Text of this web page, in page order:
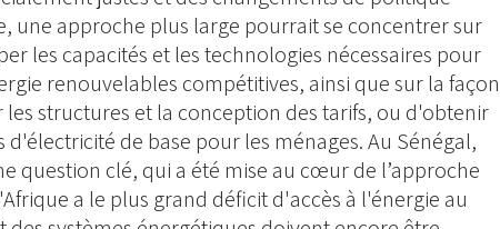
une approche plus large pourrait se concentrer sur
les capacités et les technologies nécessaires pour
renouvelables compétitives, ainsi que sur la façon
structures et la conception des tarifs, ou d'obtenir
de base pour les ménages. Au Sénégal,
question clé, qui a été mise au cœur de l’approche
a le plus grand déficit d'accès à l'énergie au